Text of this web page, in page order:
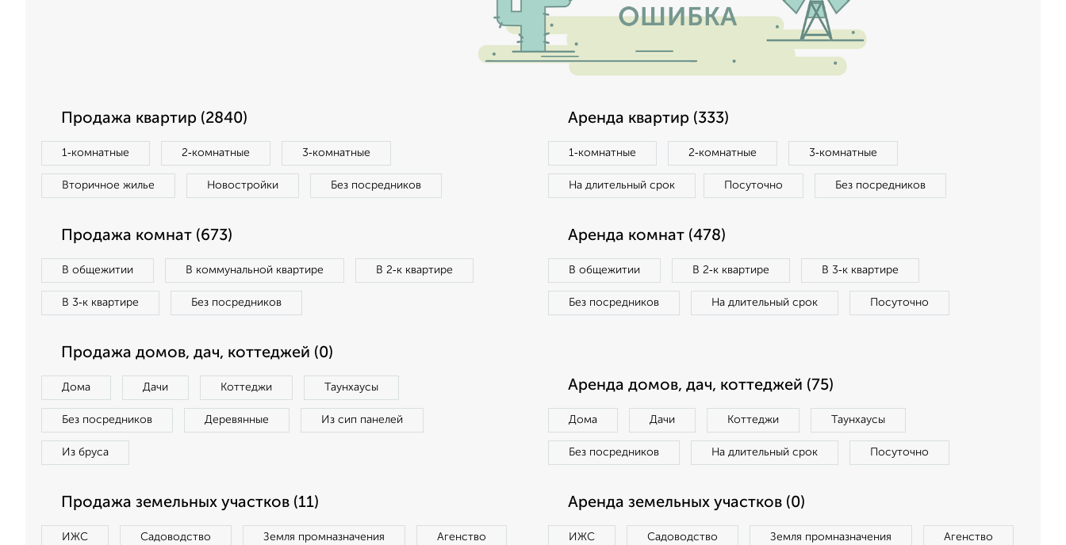
Продажа квартир (2840)
1‑комнатные 2‑комнатные 3‑комнатные
Вторичное жилье Новостройки Без посредников
Аренда квартир (333)
1‑комнатные 2‑комнатные 3‑комнатные
На длительный срок Посуточно Без посредников
Продажа комнат (673)
В общежитии В коммунальной квартире В 2‑к квартире
В 3‑к квартире Без посредников
Аренда комнат (478)
В общежитии В 2‑к квартире В 3‑к квартире
Без посредников На длительный срок Посуточно
Продажа домов, дач, коттеджей (0)
Дома Дачи Коттеджи Таунхаусы
Без посредников Деревянные Из сип панелей
Из бруса
Аренда домов, дач, коттеджей (75)
Дома Дачи Коттеджи Таунхаусы
Без посредников На длительный срок Посуточно
Продажа земельных участков (11)
ИЖС Садоводство Земля промназначения Агенство
Аренда земельных участков (0)
ИЖС Садоводство Земля промназначения Агенство